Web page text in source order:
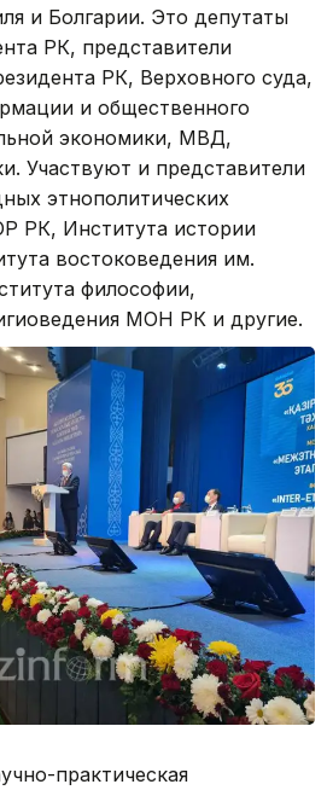
и Болгарии. Это депутаты
РК, представители
РК, Верховного суда,
и общественного
экономики, МВД,
Участвуют и представители
этнополитических
РК, Института истории
востоковедения им.
философии,
МОН РК и другие.
практическая